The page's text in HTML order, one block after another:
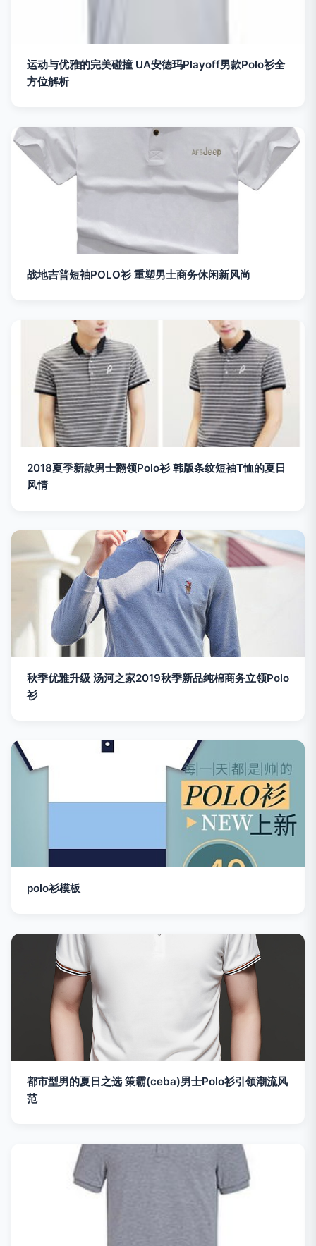
运动与优雅的完美碰撞 UA安德玛Playoff男款Polo衫全
方位解析
战地吉普短袖POLO衫 重塑男士商务休闲新风尚
2018夏季新款男士翻领Polo衫 韩版条纹短袖T恤的夏日
风情
秋季优雅升级 汤河之家2019秋季新品纯棉商务立领Polo
衫
polo衫模板
都市型男的夏日之选 策霸(ceba)男士Polo衫引领潮流风
范